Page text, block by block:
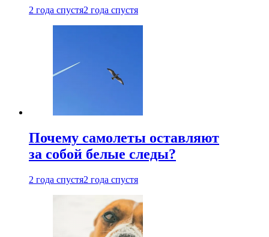
2 года спустя2 года спустя
Почему самолеты оставляют
за собой белые следы?
2 года спустя2 года спустя